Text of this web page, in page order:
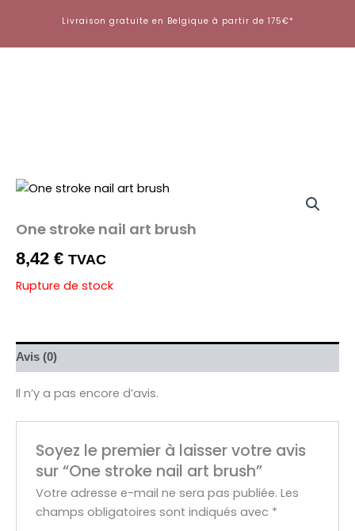
contenu
Livraison gratuite en Belgique à partir de 175€*
One stroke nail art brush
8,42 € TVAC
Rupture de stock
Avis (0)
Il n’y a pas encore d’avis.
Soyez le premier à laisser votre avis
sur “One stroke nail art brush”
Votre adresse e-mail ne sera pas publiée. Les
champs obligatoires sont indiqués avec *